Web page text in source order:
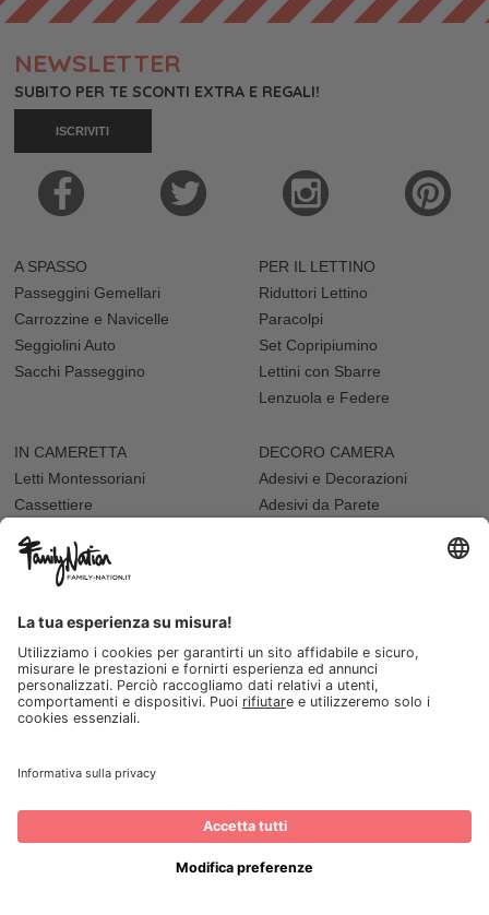
NEWSLETTER
SUBITO PER TE SCONTI EXTRA E REGALI!
ISCRIVITI
A SPASSO
Passeggini Gemellari
Carrozzine e Navicelle
Seggiolini Auto
Sacchi Passeggino
PER IL LETTINO
Riduttori Lettino
Paracolpi
Set Copripiumino
Lettini con Sbarre
Lenzuola e Federe
IN CAMERETTA
Letti Montessoriani
Cassettiere
Mensole
Sdraiette
DECORO CAMERA
Adesivi e Decorazioni
Adesivi da Parete
Biberon
Borracce
Contenitori Cibo
Seggioloni
Accappatoi e Asciugamani
Vaschette Igiene